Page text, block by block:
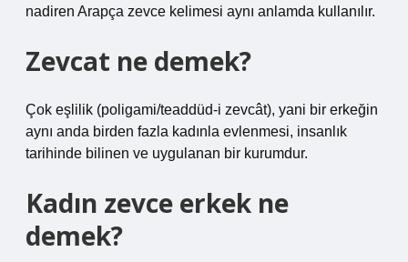
nadiren Arapça zevce kelimesi aynı anlamda kullanılır.
Zevcat ne demek?
Çok eşlilik (poligami/teaddüd-i zevcât), yani bir erkeğin
aynı anda birden fazla kadınla evlenmesi, insanlık
tarihinde bilinen ve uygulanan bir kurumdur.
Kadın zevce erkek ne
demek?